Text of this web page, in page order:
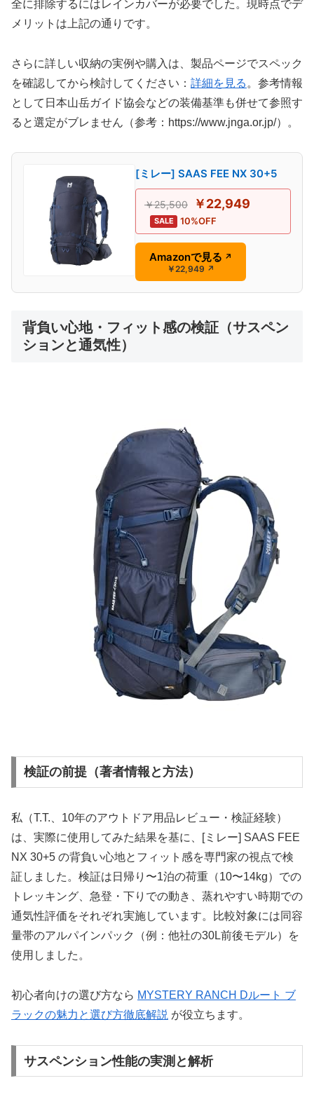
全に排除するにはレインカバーが必要でした。現時点でデ
メリットは上記の通りです。
さらに詳しい収納の実例や購入は、製品ページでスペック
を確認してから検討してください： 詳細を見る 。参考情報
として日本山岳ガイド協会などの装備基準も併せて参照す
ると選定がブレません（参考：https://www.jnga.or.jp/）。
[ミレー] SAAS FEE NX 30+5
￥25,500 ￥22,949
SALE 10%OFF
Amazonで見る ↗
￥22,949 ↗
背負い心地・フィット感の検証（サスペン
ションと通気性）
検証の前提（著者情報と方法）
私（T.T.、10年のアウトドア用品レビュー・検証経験）
は、実際に使用してみた結果を基に、[ミレー] SAAS FEE
NX 30+5 の背負い心地とフィット感を専門家の視点で検
証しました。検証は日帰り〜1泊の荷重（10〜14kg）での
トレッキング、急登・下りでの動き、蒸れやすい時期での
通気性評価をそれぞれ実施しています。比較対象には同容
量帯のアルパインパック（例：他社の30L前後モデル）を
使用しました。
初心者向けの選び方なら MYSTERY RANCH Dルート ブ
ラックの魅力と選び方徹底解説 が役立ちます。
サスペンション性能の実測と解析